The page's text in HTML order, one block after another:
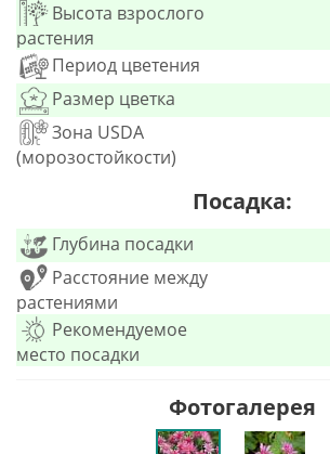
Высота взрослого
растения
Период цветения
Размер цветка
Зона USDA
(морозостойкости)
Посадка:
Глубина посадки
Расстояние между
растениями
Рекомендуемое
место посадки
Фотогалерея